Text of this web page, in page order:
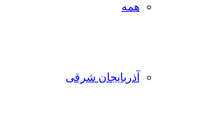
همه
آذربایجان شرقی